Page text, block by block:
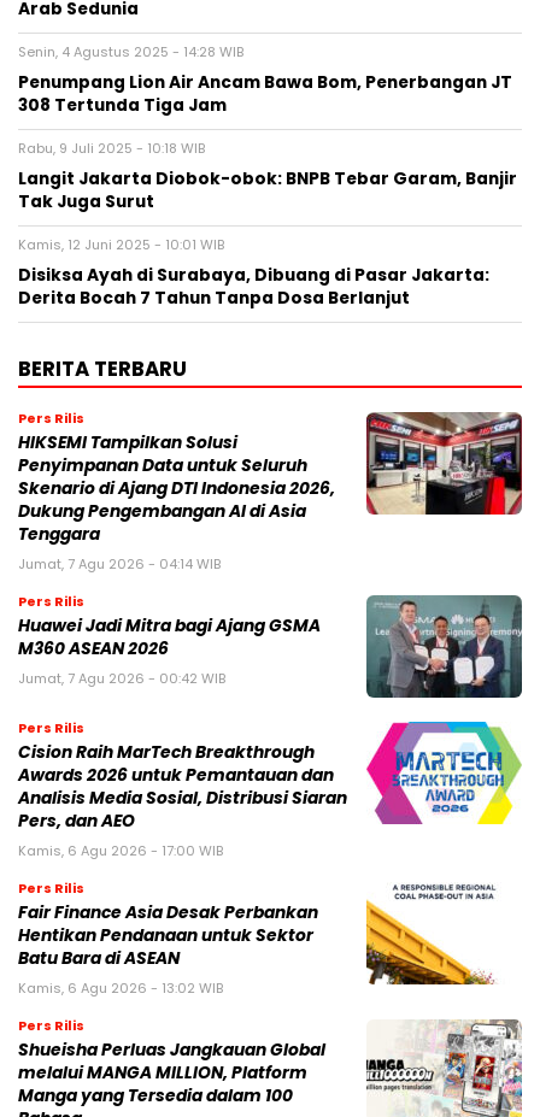
Arab Sedunia
Senin, 4 Agustus 2025 - 14:28 WIB
Penumpang Lion Air Ancam Bawa Bom, Penerbangan JT
308 Tertunda Tiga Jam
Rabu, 9 Juli 2025 - 10:18 WIB
Langit Jakarta Diobok-obok: BNPB Tebar Garam, Banjir
Tak Juga Surut
Kamis, 12 Juni 2025 - 10:01 WIB
Disiksa Ayah di Surabaya, Dibuang di Pasar Jakarta:
Derita Bocah 7 Tahun Tanpa Dosa Berlanjut
BERITA TERBARU
Pers Rilis
HIKSEMI Tampilkan Solusi
Penyimpanan Data untuk Seluruh
Skenario di Ajang DTI Indonesia 2026,
Dukung Pengembangan AI di Asia
Tenggara
Jumat, 7 Agu 2026 - 04:14 WIB
Pers Rilis
Huawei Jadi Mitra bagi Ajang GSMA
M360 ASEAN 2026
Jumat, 7 Agu 2026 - 00:42 WIB
Pers Rilis
Cision Raih MarTech Breakthrough
Awards 2026 untuk Pemantauan dan
Analisis Media Sosial, Distribusi Siaran
Pers, dan AEO
Kamis, 6 Agu 2026 - 17:00 WIB
Pers Rilis
Fair Finance Asia Desak Perbankan
Hentikan Pendanaan untuk Sektor
Batu Bara di ASEAN
Kamis, 6 Agu 2026 - 13:02 WIB
Pers Rilis
Shueisha Perluas Jangkauan Global
melalui MANGA MILLION, Platform
Manga yang Tersedia dalam 100